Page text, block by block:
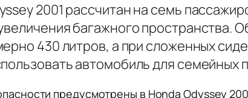
2001 рассчитан на семь
багажного
430 литров, а при сложенных
автомобиль для семейных
предусмотрены в Honda Odyssey